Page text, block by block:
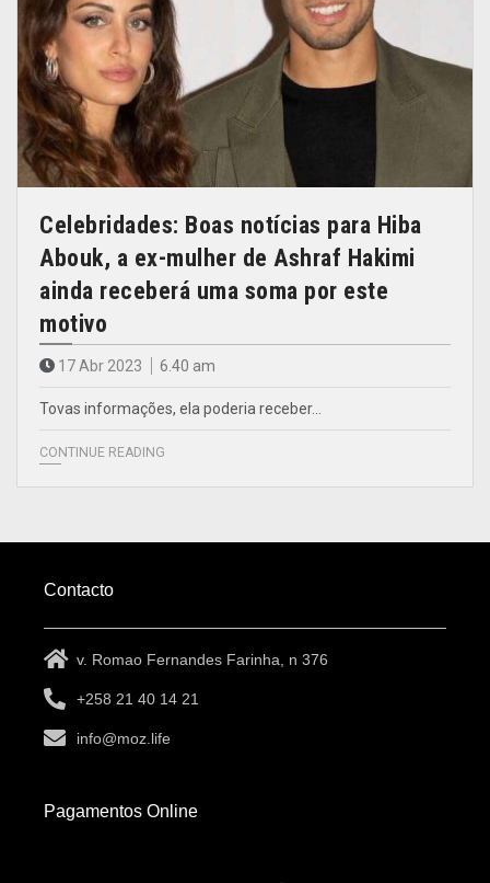
Celebridades: Boas notícias para Hiba
Abouk, a ex-mulher de Ashraf Hakimi
ainda receberá uma soma por este
motivo
17 Abr 2023 6.40 am
Tovas informações, ela poderia receber…
CONTINUE READING
Contacto
v. Romao Fernandes Farinha, n 376
+258 21 40 14 21
info@moz.life
Pagamentos Online